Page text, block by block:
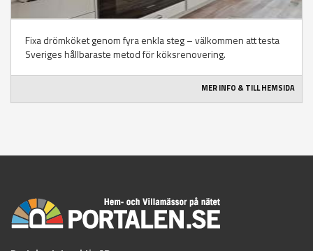
Fixa drömköket genom fyra enkla steg – välkommen att testa
Sveriges hållbaraste metod för köksrenovering.
MER INFO & TILL HEMSIDA